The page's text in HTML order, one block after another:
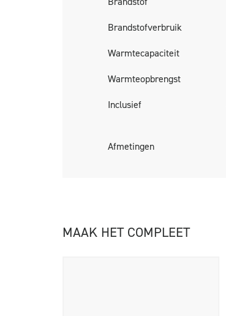
Brandstofverbruik
Warmtecapaciteit
Warmteopbrengst
Inclusief
Afmetingen
MAAK HET COMPLEET